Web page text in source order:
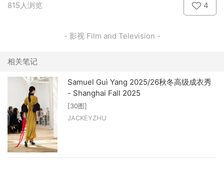
815人浏览 4
- 影视 Film and Television -
相关笔记
Samuel Guì Yang 2025/26秋冬高级成衣秀
- Shanghai Fall 2025
[30图]
JACKEYZHU